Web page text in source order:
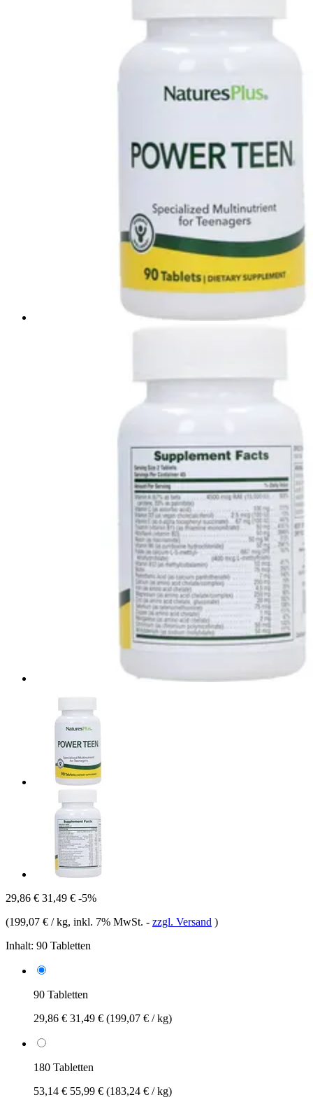
29,86 € 31,49 € -5%
(199,07 € / kg, inkl. 7% MwSt. - zzgl. Versand )
Inhalt: 90 Tabletten
90 Tabletten
29,86 € 31,49 € (199,07 € / kg)
180 Tabletten
53,14 € 55,99 € (183,24 € / kg)